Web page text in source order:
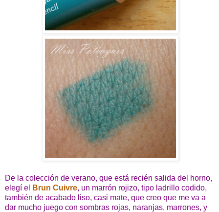
De la colección de verano, que está recién salida del horno,
elegí el
Brun Cuivre, un marrón rojizo, tipo ladrillo codido,
también de acabado liso, casi mate, que creo que me va a
dar mucho juego con sombras rojas, naranjas, marrones, y